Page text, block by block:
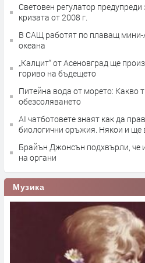
Световен регулатор
кризата от 2008 г.
В САЩ работят по плаващ мини-
океана
„Калцит“ от Асеновград ще
гориво на бъдещето
Питейна вода от морето: Какво
обезсоляването
AI чатботовете знаят как да
биологични оръжия. Някои и ще
Брайън Джонсън подхвърли, че
на органи
Музика